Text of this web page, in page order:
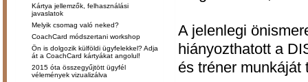
Kártya jellemzők, felhasználási
javaslatok
Melyik csomag való neked?
CoachCard módszertani workshop
Ön is dolgozik külföldi ügyfelekkel? Adja
át a CoachCard kártyákat angolul!
2015 óta összegyűjtött ügyfél
vélemények vizualizálva
A jelenlegi
hiányozthatott a
és tréner munkáját